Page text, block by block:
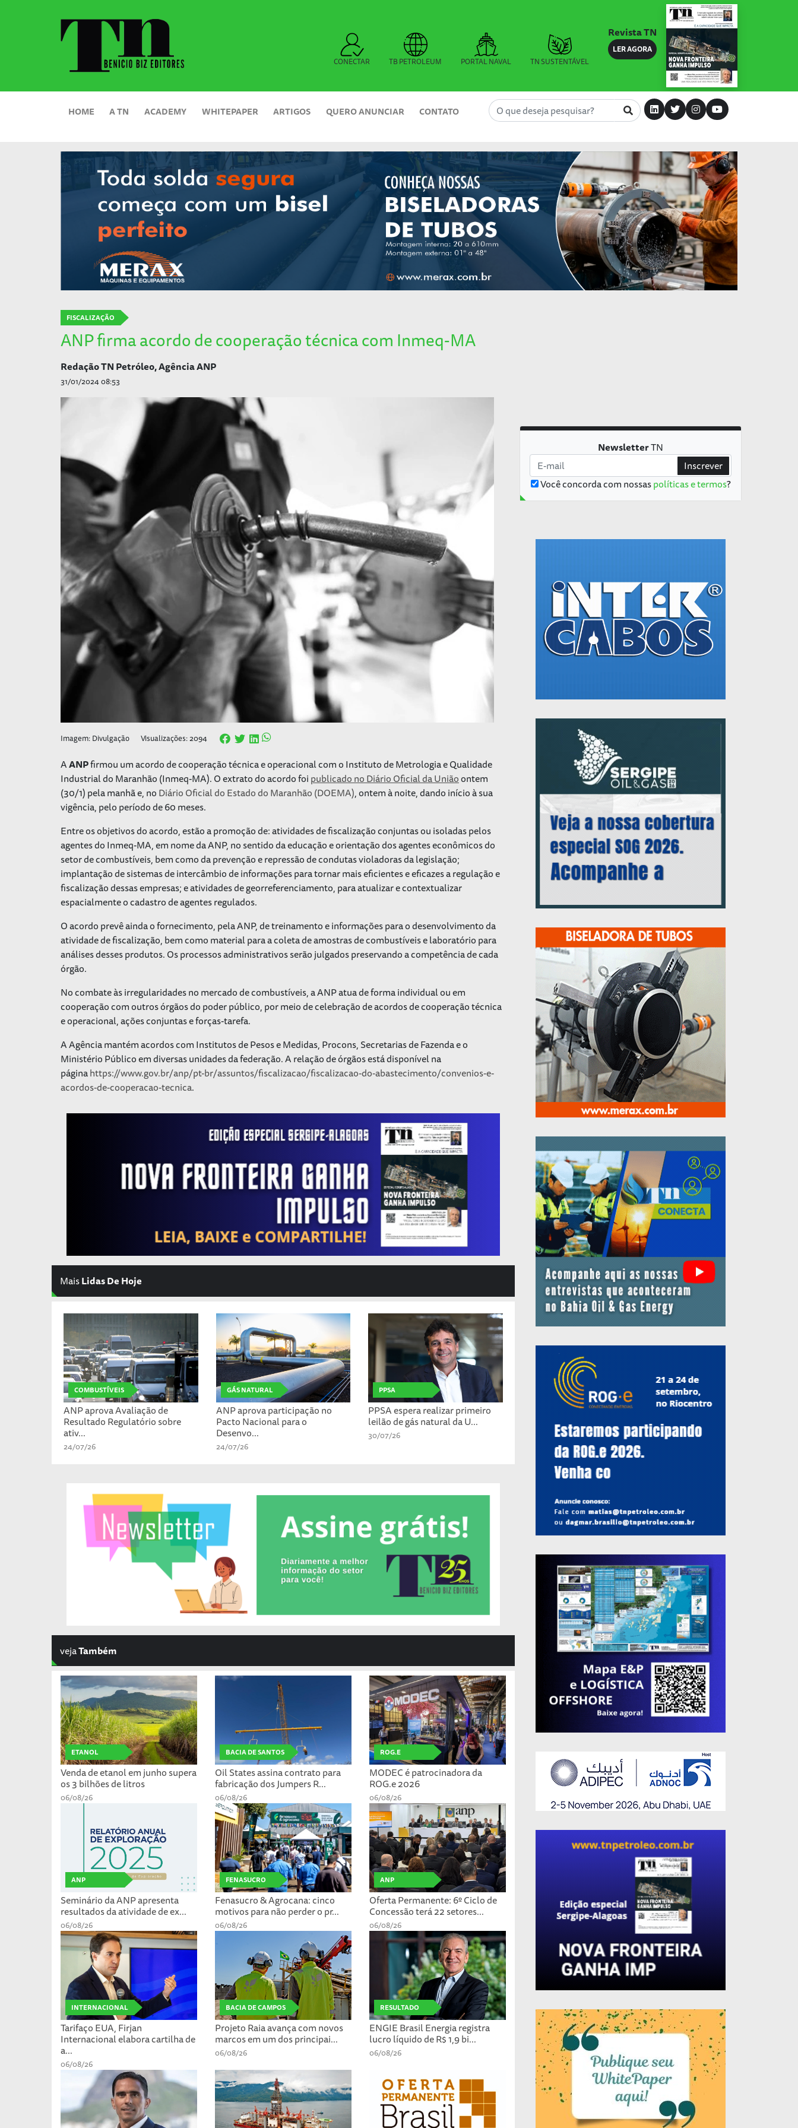
CONECTAR TB PETROLEUM PORTAL NAVAL TN SUSTENTÁVEL
Revista TN
LER AGORA
HOME A TN ACADEMY WHITEPAPER ARTIGOS QUERO ANUNCIAR CONTATO
FISCALIZAÇÃO
ANP firma acordo de cooperação técnica com Inmeq-MA
Redação TN Petróleo, Agência ANP
31/01/2024 08:53
Imagem: Divulgação Visualizações: 2094
AANPfirmou um acordo de cooperação técnica e operacional com o Instituto de Metrologia e Qualidade
Industrial do Maranhão (Inmeq-MA). O extrato do acordo foipublicado no Diário Oficial da Uniãoontem
(30/1) pela manhã e, noDiário Oficial do Estado do Maranhão (DOEMA), ontem à noite, dando início à sua
vigência, pelo período de 60 meses.
Entre os objetivos do acordo, estão a promoção de: atividades de fiscalização conjuntas ou isoladas pelos
agentes do Inmeq-MA, em nome da ANP, no sentido da educação e orientação dos agentes econômicos do
setor de combustíveis, bem como da prevenção e repressão de condutas violadoras da legislação;
implantação de sistemas de intercâmbio de informações para tornar mais eficientes e eficazes a regulação e
fiscalização dessas empresas; e atividades de georreferenciamento, para atualizar e contextualizar
espacialmente o cadastro de agentes regulados.
O acordo prevê ainda o fornecimento, pela ANP, de treinamento e informações para o desenvolvimento da
atividade de fiscalização, bem como material para a coleta de amostras de combustíveis e laboratório para
análises desses produtos. Os processos administrativos serão julgados preservando a competência de cada
órgão.
No combate às irregularidades no mercado de combustíveis, a ANP atua de forma individual ou em
cooperação com outros órgãos do poder público, por meio de celebração de acordos de cooperação técnica
e operacional, ações conjuntas e forças-tarefa.
A Agência mantém acordos com Institutos de Pesos e Medidas, Procons, Secretarias de Fazenda e o
Ministério Público em diversas unidades da federação. A relação de órgãos está disponível na
páginahttps://www.gov.br/anp/pt-br/assuntos/fiscalizacao/fiscalizacao-do-abastecimento/convenios-e-
acordos-de-cooperacao-tecnica.
MaisLidas De Hoje
COMBUSTÍVEIS
ANP aprova Avaliação de
Resultado Regulatório sobre
ativ...
24/07/26
GÁS NATURAL
ANP aprova participação no
Pacto Nacional para o
Desenvo...
24/07/26
PPSA
PPSA espera realizar primeiro
leilão de gás natural da U...
30/07/26
vejaTambém
ETANOL
Venda de etanol em junho supera
os 3 bilhões de litros
06/08/26
BACIA DE SANTOS
Oil States assina contrato para
fabricação dos Jumpers R...
06/08/26
ROG.E
MODEC é patrocinadora da
ROG.e 2026
06/08/26
ANP
Seminário da ANP apresenta
resultados da atividade de ex...
06/08/26
FENASUCRO
Fenasucro & Agrocana: cinco
motivos para não perder o pr...
06/08/26
ANP
Oferta Permanente: 6º Ciclo de
Concessão terá 22 setores...
06/08/26
INTERNACIONAL
Tarifaço EUA, Firjan
Internacional elabora cartilha de
a...
06/08/26
BACIA DE CAMPOS
Projeto Raia avança com novos
marcos em um dos principai...
06/08/26
RESULTADO
ENGIE Brasil Energia registra
lucro líquido de R$ 1,9 bi...
06/08/26
NewsletterTN
Você concorda com nossaspolíticas e termos?
Inscrever